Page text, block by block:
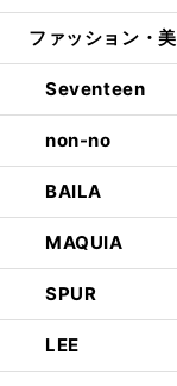
ファッション・
Seventeen
non-no
BAILA
MAQUIA
SPUR
LEE